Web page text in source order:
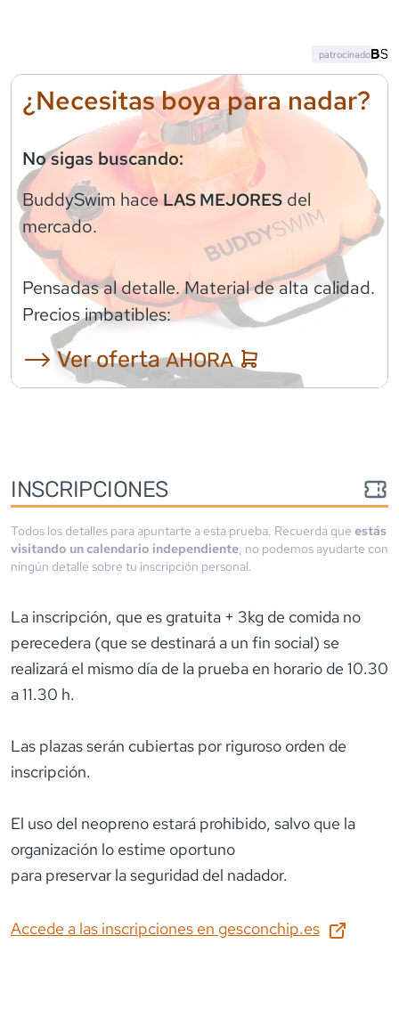
¿Necesitas boya para nadar?
No sigas buscando:
BuddySwim haceLAS MEJORES del
mercado.
Pensadas al detalle. Material de alta calidad.
Precios imbatibles:
⟶ Ver ofertaAHORA
patrocinado
INSCRIPCIONES
Todos los detalles para apuntarte a esta prueba. Recuerda que estás
visitando un calendario independiente, no podemos ayudarte con
ningún detalle sobre tu inscripción personal.
La inscripción, que es gratuita + 3kg de comida no
perecedera (que se destinará a un fin social) se
realizará el mismo día de la prueba en horario de 10.30
a 11.30 h.
Las plazas serán cubiertas por riguroso orden de
inscripción.
El uso del neopreno estará prohibido, salvo que la
organización lo estime oportuno
para preservar la seguridad del nadador.
Accede a las inscripciones en gesconchip.es